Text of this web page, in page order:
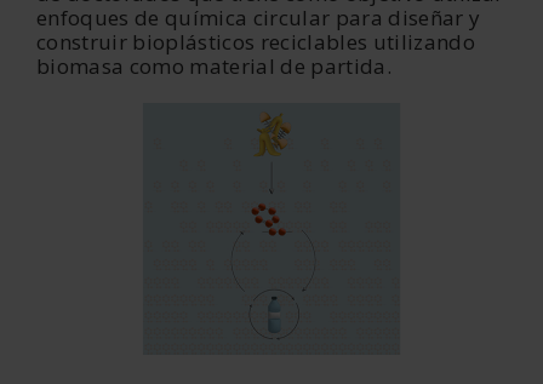
enfoques de química circular para diseñar y
construir bioplásticos reciclables utilizando
biomasa como material de partida.